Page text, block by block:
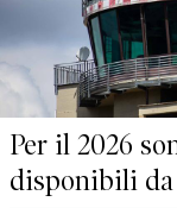
Per il 2026
disponibili da